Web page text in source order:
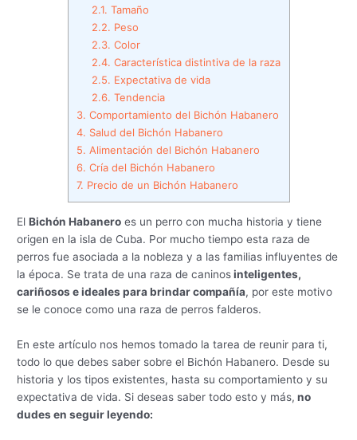
2.1. Tamaño
2.2. Peso
2.3. Color
2.4. Característica distintiva de la raza
2.5. Expectativa de vida
2.6. Tendencia
3. Comportamiento del Bichón Habanero
4. Salud del Bichón Habanero
5. Alimentación del Bichón Habanero
6. Cría del Bichón Habanero
7. Precio de un Bichón Habanero
ElBichón Habanero es un perro con mucha historia y tiene
origen en la isla de Cuba. Por mucho tiempo esta raza de
perros fue asociada a la nobleza y a las familias influyentes de
la época. Se trata de una raza de caninosinteligentes,
cariñosos e ideales para brindar compañía, por este motivo
se le conoce como una raza de perros falderos.
En este artículo nos hemos tomado la tarea de reunir para ti,
todo lo que debes saber sobre el Bichón Habanero. Desde su
historia y los tipos existentes, hasta su comportamiento y su
expectativa de vida. Si deseas saber todo esto y más, no
dudes en seguir leyendo: